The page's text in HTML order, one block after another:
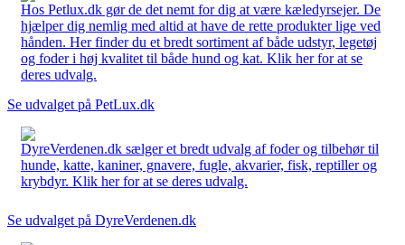
Hos Petlux.dk gør de det nemt for dig at være kæledyrsejer. De
hjælper dig nemlig med altid at have de rette produkter lige ved
hånden. Her finder du et bredt sortiment af både udstyr, legetøj
og foder i høj kvalitet til både hund og kat. Klik her for at se
deres udvalg.
Se udvalget på PetLux.dk
DyreVerdenen.dk sælger et bredt udvalg af foder og tilbehør til
hunde, katte, kaniner, gnavere, fugle, akvarier, fisk, reptiller og
krybdyr. Klik her for at se deres udvalg.
Se udvalget på DyreVerdenen.dk